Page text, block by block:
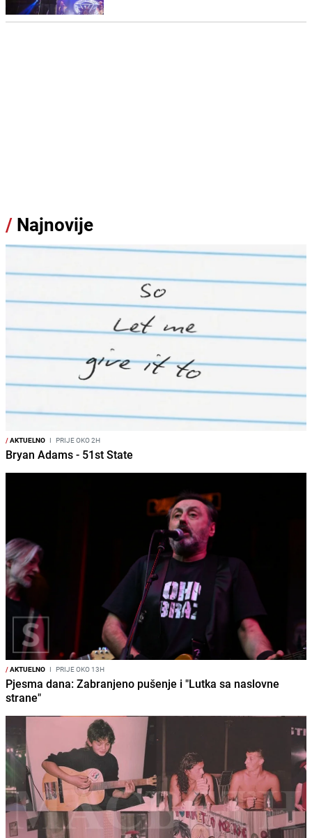
/ Najnovije
/AKTUELNO I PRIJE OKO 2H
Bryan Adams - 51st State
/AKTUELNO I PRIJE OKO 13H
Pjesma dana: Zabranjeno pušenje i "Lutka sa naslovne
strane"